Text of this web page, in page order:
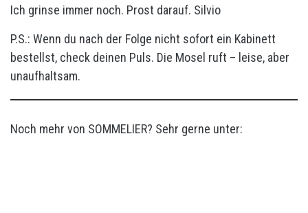
Ich grinse immer noch. Prost darauf. Silvio
P.S.: Wenn du nach der Folge nicht sofort ein Kabinett
bestellst, check deinen Puls. Die Mosel ruft – leise, aber
unaufhaltsam.
Noch mehr von SOMMELIER? Sehr gerne unter: